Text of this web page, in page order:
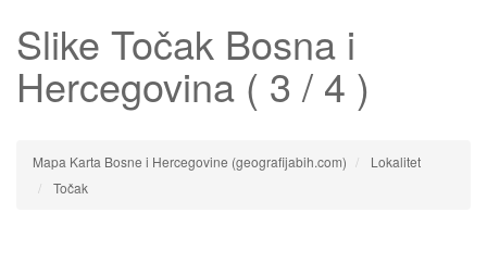
Slike Točak Bosna i
Hercegovina ( 3 / 4 )
Mapa Karta Bosne i Hercegovine (geografijabih.com)
Lokalitet
Točak